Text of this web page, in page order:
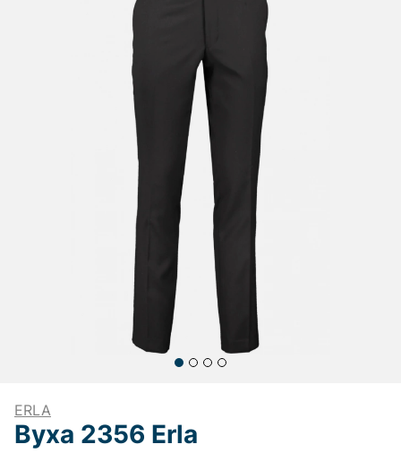
ERLA
Byxa 2356 Erla